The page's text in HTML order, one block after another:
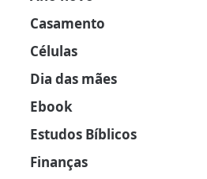
Casamento
Células
Dia das mães
Ebook
Estudos Bíblicos
Finanças